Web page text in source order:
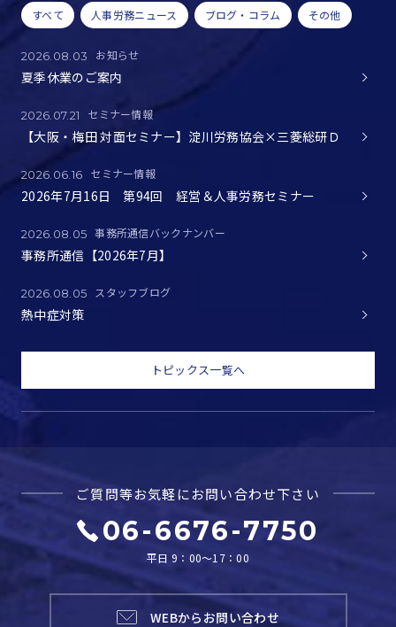
すべて 人事労務ニュース ブログ・コラム その他
2026.08.03 お知らせ
夏季休業のご案内
2026.07.21 セミナー情報
【大阪・梅田 対面セミナー】淀川労務協会×三菱総研Ｄ
2026.06.16 セミナー情報
2026年7月16日 第94回 経営＆人事労務セミナー
2026.08.05 事務所通信バックナンバー
事務所通信【2026年7月】
2026.08.05 スタッフブログ
熱中症対策
トピックス一覧へ
ご質問等お気軽にお問い合わせ下さい
06-6676-7750
平日 9：00～17：00
WEBからお問い合わせ